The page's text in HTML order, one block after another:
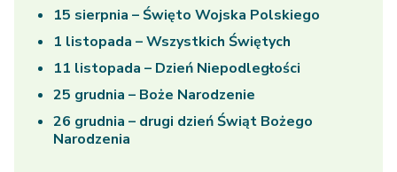
15 sierpnia – Święto Wojska Polskiego
1 listopada – Wszystkich Świętych
11 listopada – Dzień Niepodległości
25 grudnia – Boże Narodzenie
26 grudnia – drugi dzień Świąt Bożego
Narodzenia